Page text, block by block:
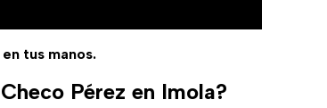
tus manos.
Pérez en Imola?